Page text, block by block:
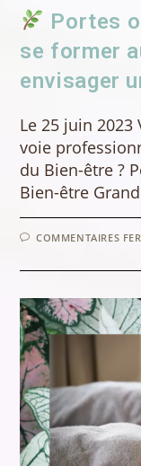
Portes
se former
envisager
Le 25 juin 2023
voie
du Bien-être ?
Bien-être
COMMENTAIRES